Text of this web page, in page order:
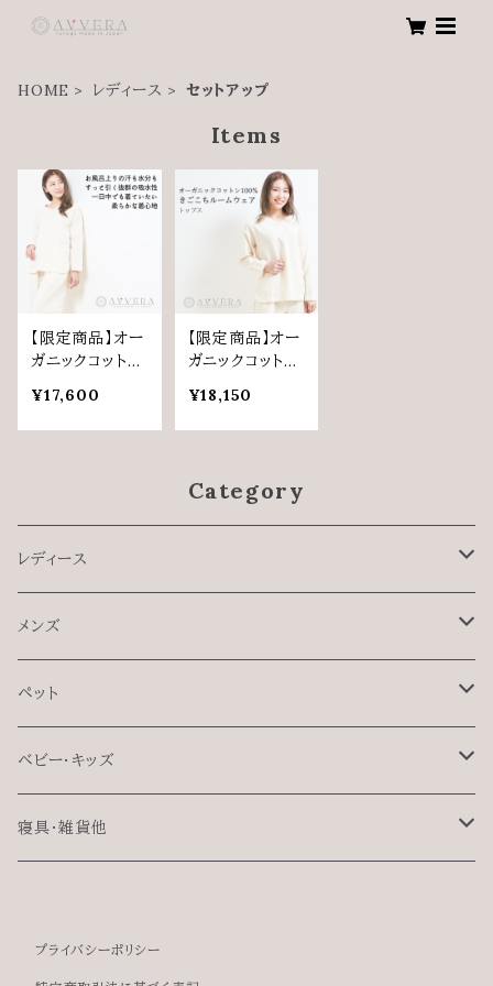
HOME レディース セットアップ
Items
【限定商品】オー
ガニックコット
用 ルームウェア
パンツ
¥17,600
【限定商品】オー
ガニックコット
用 ルームウェ
ア トップス
¥18,150
Category
レディース
インナー
半袖肌着
タンクトップ
シャツ
セットアップ
トップス
パジャマセット
メンズ
インナー
半袖肌着
タンクトップ
パジャマセット
セットアップ
ボトムス
ペット
ペット用肌着
フリルドレス
羽毛ラウンジベッド
ベビー・キッズ
肌着
寝具・雑貨他
アイマスク
プライバシーポリシー